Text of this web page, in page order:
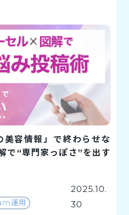
美容情報」で終わらせな
で“専門家っぽさ”を出す
運用
2025.10.
30